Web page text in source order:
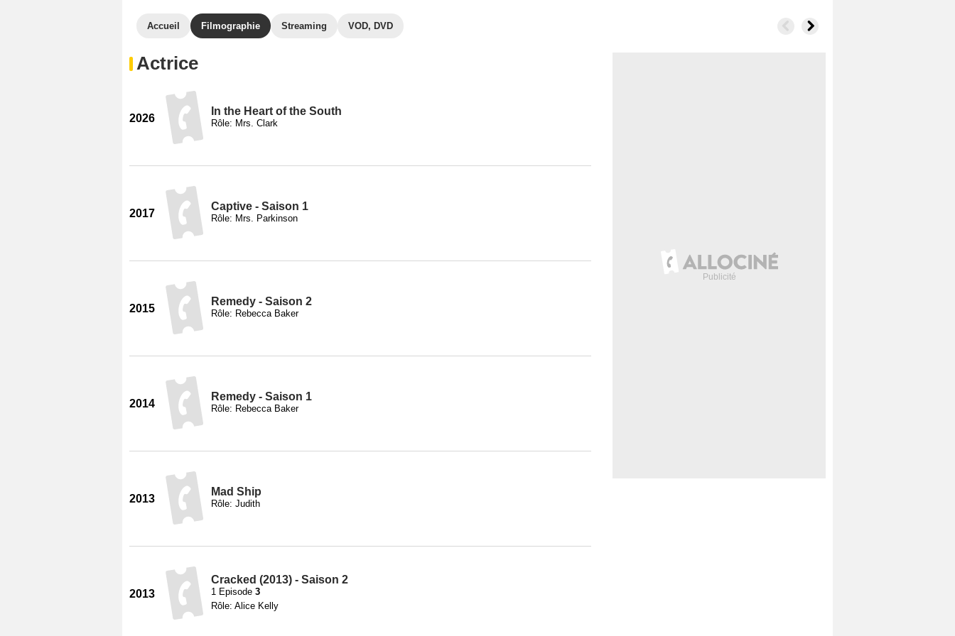
Accueil Filmographie Streaming VOD, DVD
Actrice
2026
In the Heart of the South
Rôle: Mrs. Clark
2017
Captive - Saison 1
Rôle: Mrs. Parkinson
2015
Remedy - Saison 2
Rôle: Rebecca Baker
2014
Remedy - Saison 1
Rôle: Rebecca Baker
2013
Mad Ship
Rôle: Judith
2013
Cracked (2013) - Saison 2
1 Episode 3
Rôle: Alice Kelly